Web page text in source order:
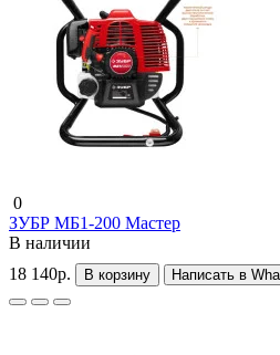
0
ЗУБР МБ1-200 Мастер
В наличии
18 140р.
В корзину Написать в